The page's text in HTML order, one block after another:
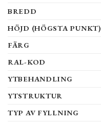
BREDD
HÖJD (HÖGSTA PUNKT)
FÄRG
RAL-KOD
YTBEHANDLING
YTSTRUKTUR
TYP AV FYLLNING